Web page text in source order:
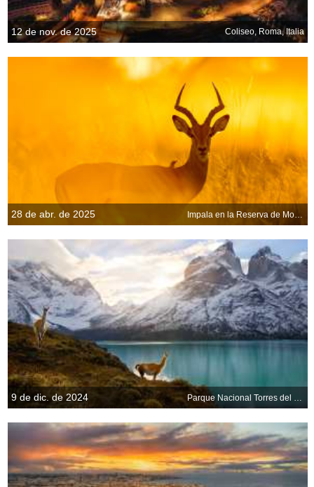
12 de nov. de 2025 Coliseo, Roma, Italia
28 de abr. de 2025 Impala en la Reserva de Moremi, Botsuana
9 de dic. de 2024